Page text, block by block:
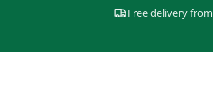
Free delivery from